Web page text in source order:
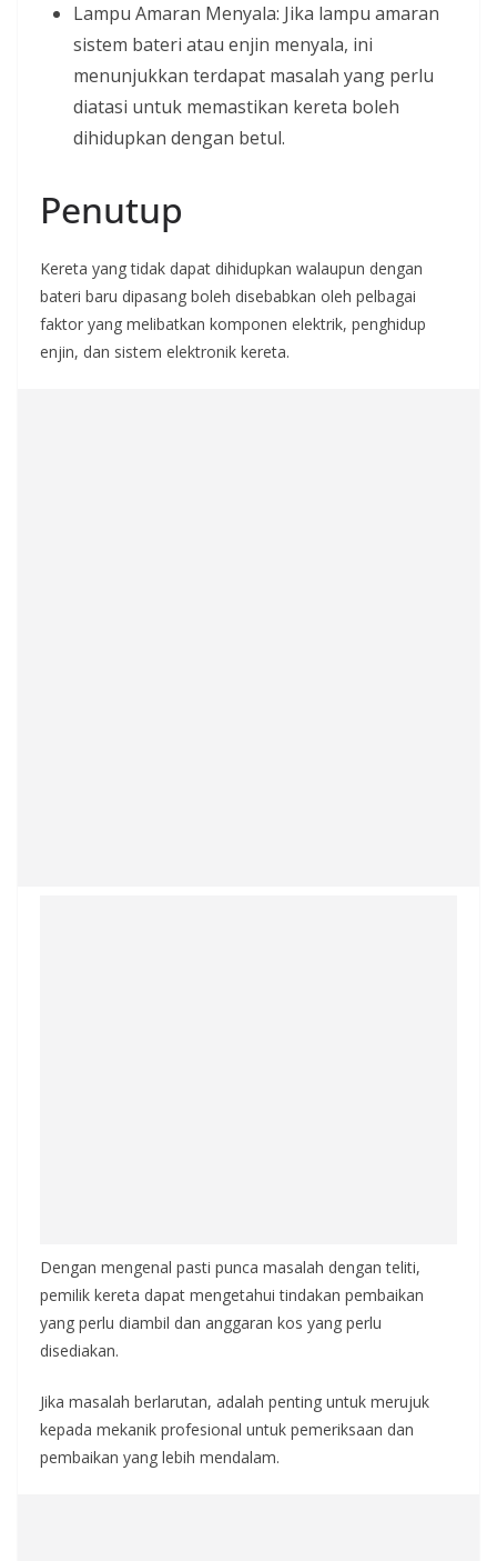
Lampu Amaran Menyala: Jika lampu amaran
sistem bateri atau enjin menyala, ini
menunjukkan terdapat masalah yang perlu
diatasi untuk memastikan kereta boleh
dihidupkan dengan betul.
Penutup
Kereta yang tidak dapat dihidupkan walaupun dengan
bateri baru dipasang boleh disebabkan oleh pelbagai
faktor yang melibatkan komponen elektrik, penghidup
enjin, dan sistem elektronik kereta.
Dengan mengenal pasti punca masalah dengan teliti,
pemilik kereta dapat mengetahui tindakan pembaikan
yang perlu diambil dan anggaran kos yang perlu
disediakan.
Jika masalah berlarutan, adalah penting untuk merujuk
kepada mekanik profesional untuk pemeriksaan dan
pembaikan yang lebih mendalam.